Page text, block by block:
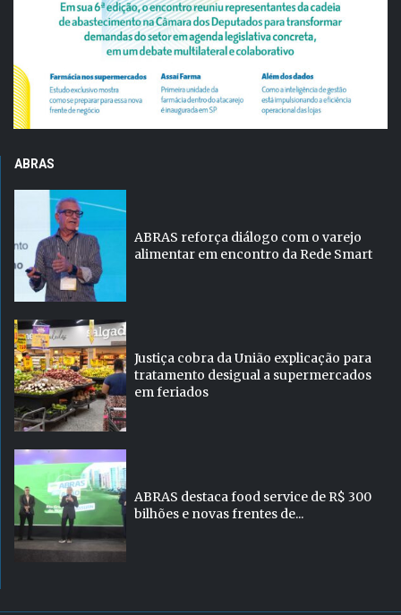
ABRAS
ABRAS reforça diálogo com o varejo
alimentar em encontro da Rede Smart
Justiça cobra da União explicação para
tratamento desigual a supermercados
em feriados
ABRAS destaca food service de R$ 300
bilhões e novas frentes de...